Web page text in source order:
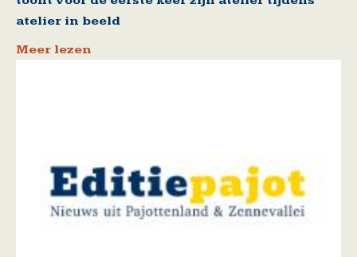
atelier in beeld
Meer lezen